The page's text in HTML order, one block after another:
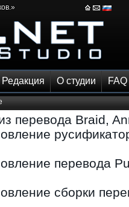
Редакция О студии FAQ
перевода Braid,
перевода
сборки